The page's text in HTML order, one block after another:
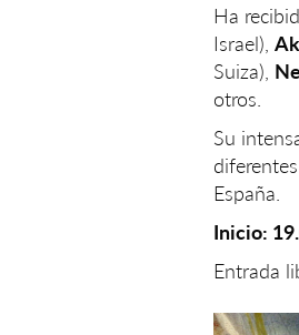
Ha
Israel),
Suiza),
otros.
Su
España.
Inicio:
Entrada